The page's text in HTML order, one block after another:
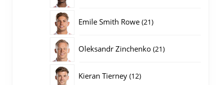
Emile Smith Rowe 2121
Oleksandr Zinchenko 2121
Kieran Tierney 1212